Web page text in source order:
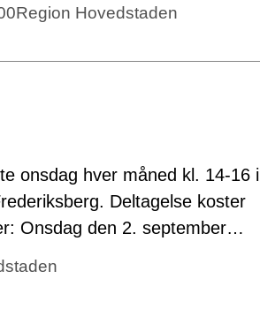
Region Hovedstaden
onsdag hver måned kl. 14-16 i
Deltagelse koster
Onsdag den 2. september…